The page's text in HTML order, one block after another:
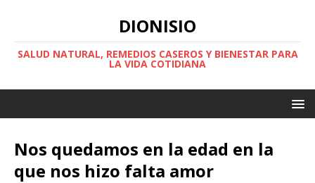
DIONISIO
SALUD NATURAL, REMEDIOS CASEROS Y BIENESTAR PARA
LA VIDA COTIDIANA
Nos quedamos en la edad en la
que nos hizo falta amor